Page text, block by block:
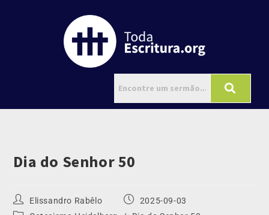
Dia do Senhor 50
Elissandro Rabêlo
2025-09-03